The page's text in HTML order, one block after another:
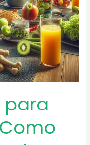
para